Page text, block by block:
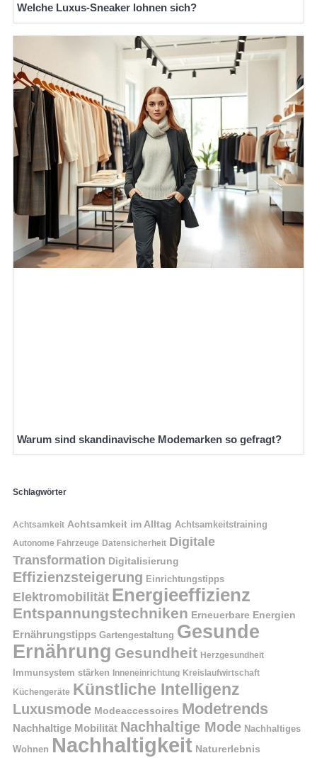
Welche Luxus-Sneaker lohnen sich?
Warum sind skandinavische Modemarken so gefragt?
Schlagwörter
Achtsamkeit Achtsamkeit im Alltag Achtsamkeitstraining
Autonome Fahrzeuge Datensicherheit Digitale
Transformation Digitalisierung
Effizienzsteigerung Einrichtungstipps
Elektromobilität Energieeffizienz
Entspannungstechniken Erneuerbare Energien
Ernährungstipps Gartengestaltung Gesunde
Ernährung Gesundheit Herzgesundheit
Immunsystem stärken Inneneinrichtung Kreislaufwirtschaft
Küchengeräte Künstliche Intelligenz
Luxusmode Modeaccessoires Modetrends
Nachhaltige Mobilität Nachhaltige Mode Nachhaltiges
Wohnen Nachhaltigkeit Naturerlebnis